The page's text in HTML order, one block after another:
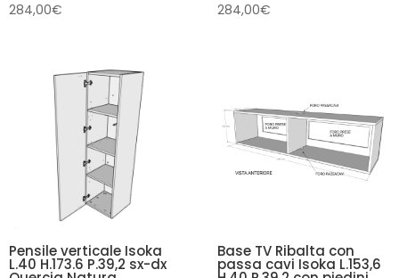
284,00€ 284,00€
Pensile verticale Isoka
L.40 H.173.6 P.39,2 sx-dx
Base TV Ribalta con
passa cavi Isoka L.153,6